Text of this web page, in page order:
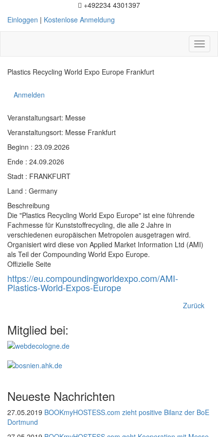
+492234 4301397
Einloggen | Kostenlose Anmeldung
Plastics Recycling World Expo Europe Frankfurt
Anmelden
Veranstaltungsart: Messe
Veranstaltungsort: Messe Frankfurt
Beginn : 23.09.2026
Ende : 24.09.2026
Stadt : FRANKFURT
Land : Germany
Beschreibung
Die "Plastics Recycling World Expo Europe" ist eine führende
Fachmesse für Kunststoffrecycling, die alle 2 Jahre in
verschiedenen europäischen Metropolen ausgetragen wird.
Organisiert wird diese von Applied Market Information Ltd (AMI)
als Teil der Compounding World Expo Europe.
Offizielle Seite
https://eu.compoundingworldexpo.com/AMI-
Plastics-World-Expos-Europe
Zurück
Mitglied bei:
Neueste Nachrichten
27.05.2019 BOOKmyHOSTESS.com zieht positive Bilanz der BoE
Dortmund